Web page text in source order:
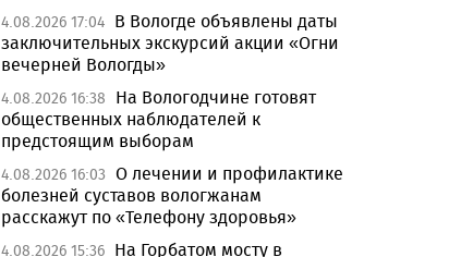
4.08.2026 17:04 В Вологде объявлены даты
заключительных экскурсий акции «Огни
вечерней Вологды»
4.08.2026 16:38
На Вологодчине готовят
общественных наблюдателей к
предстоящим выборам
4.08.2026 16:03 О лечении и профилактике
болезней суставов вологжанам
расскажут по «Телефону здоровья»
4.08.2026 15:36 На Горбатом мосту в